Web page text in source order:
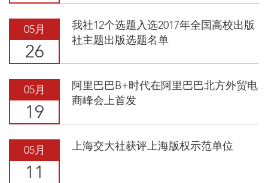
05月
26
我社12个选题入选2017年全国高校出版
社主题出版选题名单
05月
19
阿里巴巴B+时代在阿里巴巴北方外贸电
商峰会上首发
05月
11
上海交大社获评上海版权示范单位